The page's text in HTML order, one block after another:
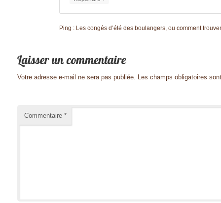
Ping : Les congés d’été des boulangers, ou comment
Votre adresse e-mail ne sera pas publiée. Les champs obligatoires
Commentaire *